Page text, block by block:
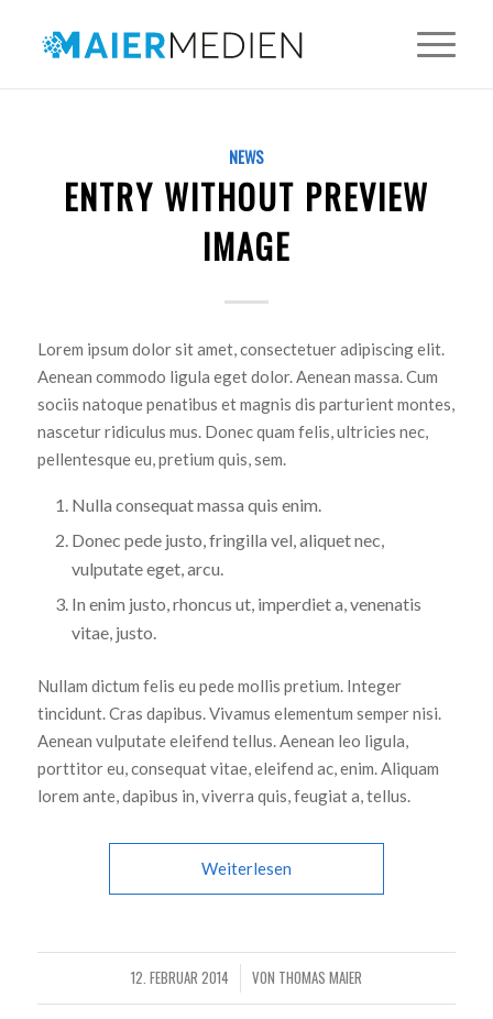
NEWS
ENTRY WITHOUT PREVIEW
IMAGE
Lorem ipsum dolor sit amet, consectetuer adipiscing elit.
Aenean commodo ligula eget dolor. Aenean massa. Cum
sociis natoque penatibus et magnis dis parturient montes,
nascetur ridiculus mus. Donec quam felis, ultricies nec,
pellentesque eu, pretium quis, sem.
Nulla consequat massa quis enim.
Donec pede justo, fringilla vel, aliquet nec,
vulputate eget, arcu.
In enim justo, rhoncus ut, imperdiet a, venenatis
vitae, justo.
Nullam dictum felis eu pede mollis pretium. Integer
tincidunt. Cras dapibus. Vivamus elementum semper nisi.
Aenean vulputate eleifend tellus. Aenean leo ligula,
porttitor eu, consequat vitae, eleifend ac, enim. Aliquam
lorem ante, dapibus in, viverra quis, feugiat a, tellus.
Weiterlesen
12. FEBRUAR 2014
/ VON THOMAS MAIER